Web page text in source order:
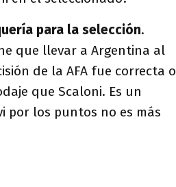
para la selección.
que llevar a Argentina al
de la AFA fue correcta o
que Scaloni. Es un
por los puntos no es más